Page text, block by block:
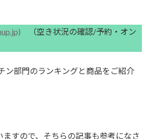
（空き状況の確認/予約・オン
ン部門のランキングと商品をご紹介
ますので、そちらの記事も参考になさ